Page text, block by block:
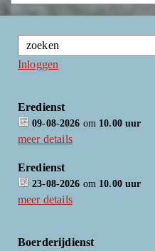
Inloggen
Eredienst
09-08-2026 om 10.00 uur
meer details
Eredienst
23-08-2026 om 10.00 uur
meer details
Boerderijdienst